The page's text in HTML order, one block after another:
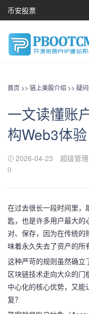
币安股票
首页 >> 链上美股介绍 >> 疑
一文读懂账
构Web3体验
2026-04-23 超级管
0
在过去很长一段时间里，
匙，也是许多用户最大的
对、保存，因为在传统
味着永久失去了资产的所
这种严苛的规则虽然确立
区块链技术走向大众的
中心化的核心优势，又
复？